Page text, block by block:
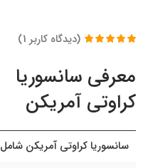
مشتری
(دیدگاه کاربر 1
)
معرفی سانسوریا
کراوتی آمریکن
سانسوریا کراوتی آمریکن شامل